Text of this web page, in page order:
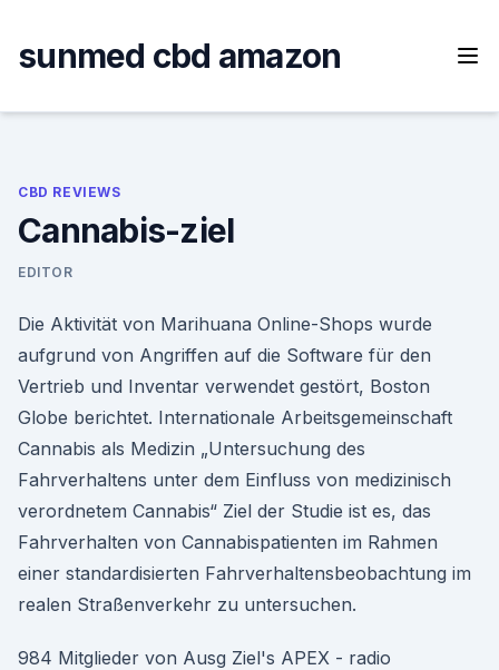
content
sunmed cbd amazon
CBD REVIEWS
Cannabis-ziel
EDITOR
Die Aktivität von Marihuana Online-Shops wurde
aufgrund von Angriffen auf die Software für den
Vertrieb und Inventar verwendet gestört, Boston
Globe berichtet. Internationale Arbeitsgemeinschaft
Cannabis als Medizin „Untersuchung des
Fahrverhaltens unter dem Einfluss von medizinisch
verordnetem Cannabis“ Ziel der Studie ist es, das
Fahrverhalten von Cannabispatienten im Rahmen
einer standardisierten Fahrverhaltensbeobachtung im
realen Straßenverkehr zu untersuchen.
984 Mitglieder von Ausg Ziel's APEX - radio